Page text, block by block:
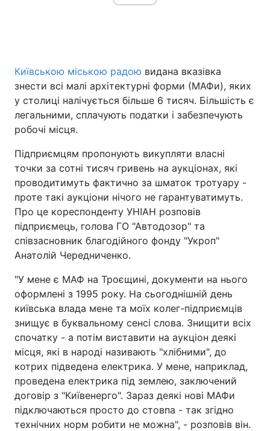
Україна Політика
Спорт
Техно і зв'язок
Зброя Інциденти
Здоров'я Туризм
Цікавинки Погода
Лонгріди
Інтерв'ю
Архів Вакансії
Контакти
Київською міською радою видана вказівка
знести всі малі архітектурні форми (МАФи), яких
у столиці налічується більше 6 тисяч. Більшість є
легальними, сплачують податки і забезпечують
робочі місця.
Підприємцям пропонують викупляти власні
точки за сотні тисяч гривень на аукціонах, які
проводитимуть фактично за шматок тротуару -
проте такі аукціони нічого не гарантуватимуть.
Про це кореспонденту УНІАН розповів
підприємець, голова ГО "Автодозор" та
співзасновник благодійного фонду "Укроп"
Анатолій Чередниченко.
"У мене є МАФ на Троєщині, документи на нього
оформлені з 1995 року. На сьогоднішній день
київська влада мене та моїх колег-підприємців
знищує в буквальному сенсі слова. Знищити всіх
спочатку - а потім виставити на аукціон деякі
місця, які в народі називають "хлібними", до
котрих підведена електрика. У мене, наприклад,
проведена електрика під землею, заключений
договір з "Київенерго". Зараз деякі нові МАФи
підключаються просто до стовпа - так згідно
технічних норм робити не можна", - розповів він.